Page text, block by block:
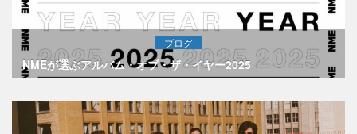
ブログ
NMEが選ぶアルバム・オブ・ザ・イヤー2025